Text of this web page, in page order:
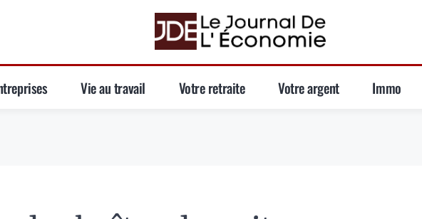
Vie au travail Votre retraite Votre argent Immo